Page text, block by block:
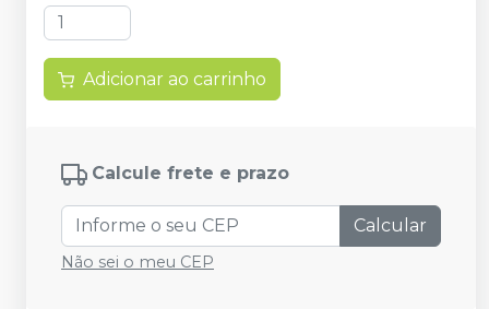
Adicionar ao carrinho
Calcule frete e prazo
Calcular
Não sei o meu CEP